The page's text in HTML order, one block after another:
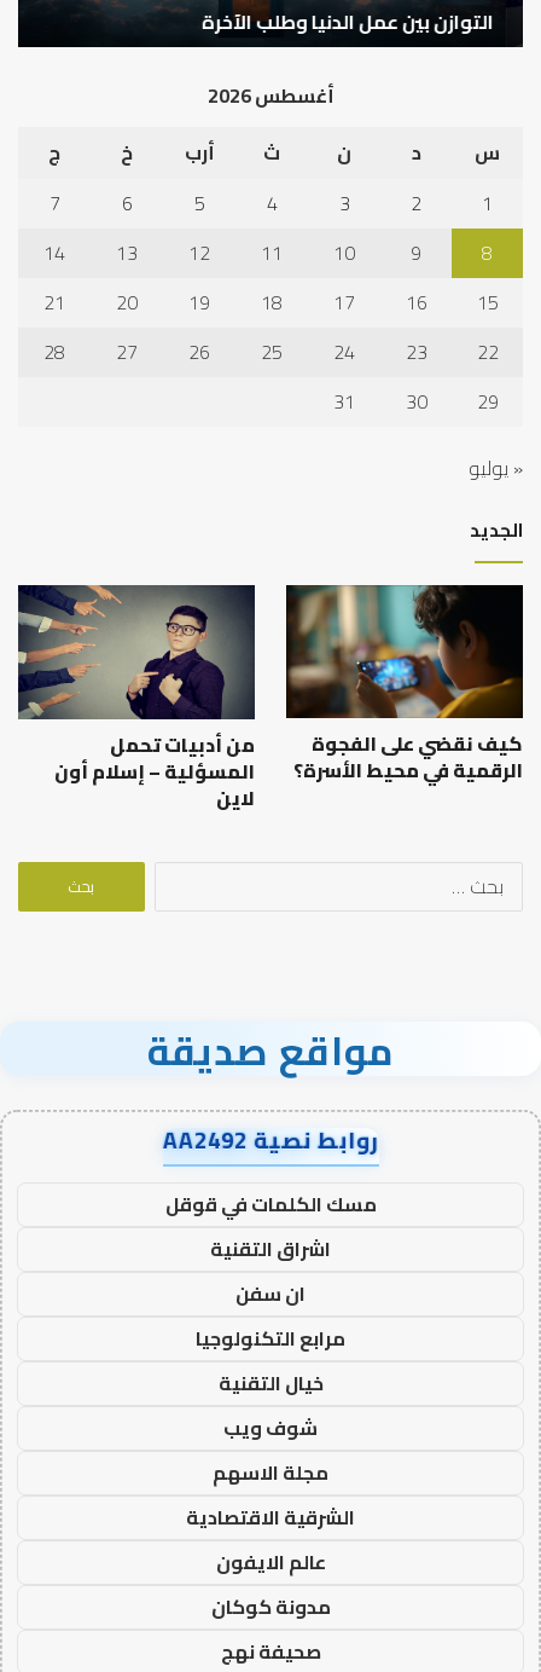
التوازن بين عمل الدنيا وطلب الآخرة
أغسطس 2026
س
د ن ث أرب خ
ج
1
2
3
4
5
6
7
8
9
10
11
12
13
14
15
16
17
18
19
20
21
22
23
24
25
26
27
28
29
30
31
« يوليو
الجديد
كيف نقضي على الفجوة
الرقمية في محيط الأسرة؟
من أدبيات تحمل
المسؤلية – إسلام أون
لاين
البحث
مواقع صديقة
روابط نصية AA2492
مسك الكلمات في قوقل
اشراق التقنية
ان سفن
مرابع التكنولوجيا
خيال التقنية
شوف ويب
مجلة الاسهم
الشرقية الاقتصادية
عالم الايفون
مدونة كوكان
صحيفة نهج